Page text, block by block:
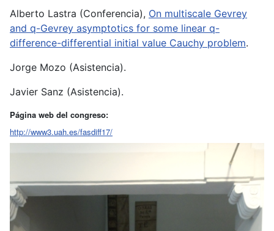
Alberto Lastra (Conferencia), On multiscale Gevrey
and q-Gevrey asymptotics for some linear q-
difference-differential initial value Cauchy problem.
Jorge Mozo (Asistencia).
Javier Sanz (Asistencia).
Página web del congreso:
http://www3.uah.es/fasdiff17/